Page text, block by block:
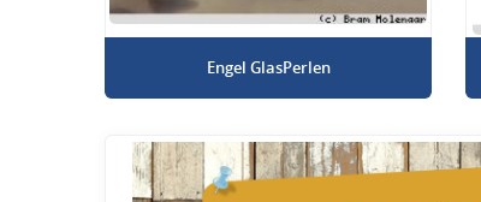
Engel GlasPerlen